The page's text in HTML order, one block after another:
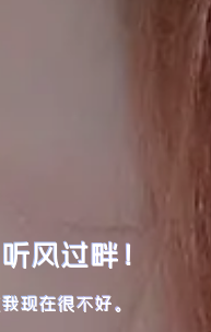
风过畔！
现在很不好。